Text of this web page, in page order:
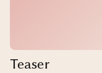
Teaser